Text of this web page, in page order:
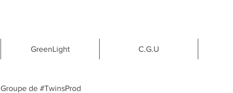
GreenLight C.G.U
Groupe de #TwinsProd